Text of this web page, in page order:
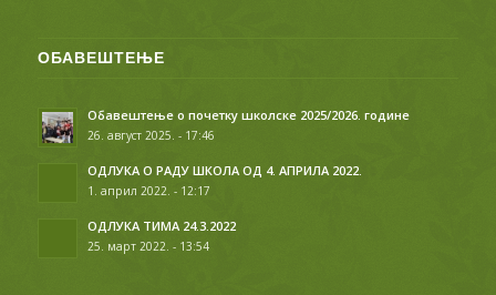
ОБАВЕШТЕЊЕ
Обавештење о почетку школске 2025/2026. године
26. август 2025. - 17:46
ОДЛУКА О РАДУ ШКОЛА ОД 4. АПРИЛА 2022.
1. април 2022. - 12:17
ОДЛУКА ТИМА 24.3.2022
25. март 2022. - 13:54